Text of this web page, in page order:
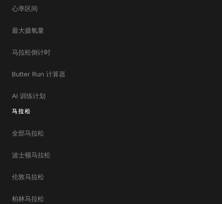
心率区间
最大摄氧量
马拉松倒计时
Butter Run 计算器
AI 训练计划
马拉松
全部马拉松
波士顿马拉松
伦敦马拉松
柏林马拉松